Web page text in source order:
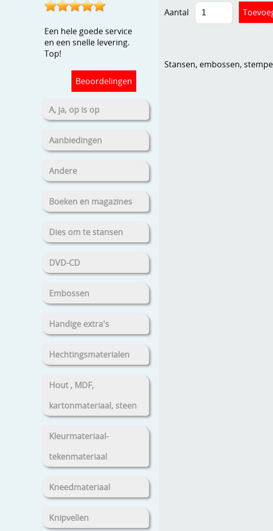
Een hele goede service
en een snelle levering.
Top!
Beoordelingen
A, ja, op is op
Aanbiedingen
Andere
Boeken en magazines
Dies om te stansen
DVD-CD
Embossen
Handige extra's
Hechtingsmaterialen
Hout , MDF,
kartonmateriaal, steen
Kleurmateriaal-
tekenmateriaal
Kneedmateriaal
Knipvellen
Aantal
Stansen, embossen,